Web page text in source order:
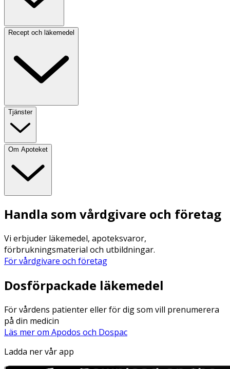
Recept och läkemedel
Tjänster
Om Apoteket
Handla som vårdgivare och företag
Vi erbjuder läkemedel, apoteksvaror,
förbrukningsmaterial och utbildningar.
För vårdgivare och företag
Dosförpackade läkemedel
För vårdens patienter eller för dig som vill prenumerera
på din medicin
Läs mer om Apodos och Dospac
Ladda ner vår app